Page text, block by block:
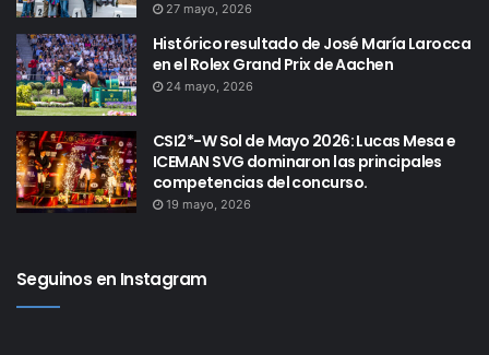
27 mayo, 2026
Histórico resultado de José María Larocca
en el Rolex Grand Prix de Aachen
24 mayo, 2026
CSI2*-W Sol de Mayo 2026: Lucas Mesa e
ICEMAN SVG dominaron las principales
competencias del concurso.
19 mayo, 2026
Seguinos en Instagram